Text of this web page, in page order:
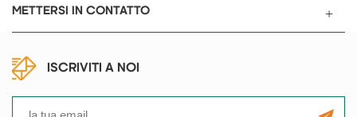
METTERSI IN CONTATTO
ISCRIVITI A NOI